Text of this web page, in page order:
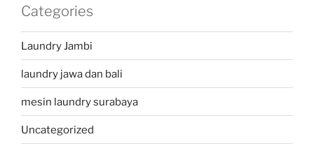
Categories
Laundry Jambi
laundry jawa dan bali
mesin laundry surabaya
Uncategorized